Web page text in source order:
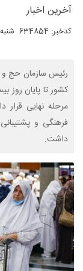
آخرین اخبار
کدخبر: 634854 شنبه 23 خرداد 1405
کشور تا پایان
مرحله نهایی
فرهنگی و
داشت.